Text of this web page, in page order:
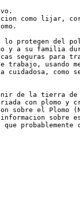
como lijar,
lo protegen del
y a su familia
seguras para
trabajo, usando
cuidadosa,
de la tierra
con plomo y
sobre el Plomo
informacion sobre
que probablemente